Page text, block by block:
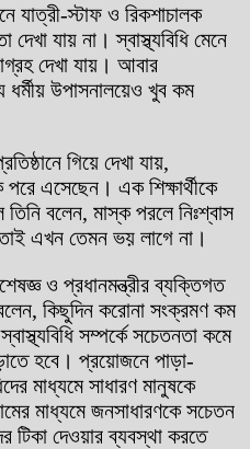
স্টাফ ও রিকশাচালক
যায় না। স্বাস্থ্যবিধি মেনে
দেখা যায়। আবার
ধর্মীয় উপাসনালয়েও খুব কম
গিয়ে দেখা যায়,
পরে এসেছেন। এক শিক্ষার্থীকে
তিনি বলেন, মাস্ক পরলে নিঃশ্বাস
এখন তেমন ভয় লাগে না।
ও প্রধানমন্ত্রীর ব্যক্তিগত
কিছুদিন করোনা সংক্রমণ কম
সম্পর্কে সচেতনতা কমে
হবে। প্রয়োজনে পাড়া-
মাধ্যমে সাধারণ মানুষকে
মাধ্যমে জনসাধারণকে সচেতন
টিকা দেওয়ার ব্যবস্থা করতে